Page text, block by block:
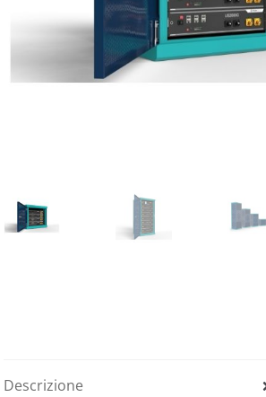
Descrizione